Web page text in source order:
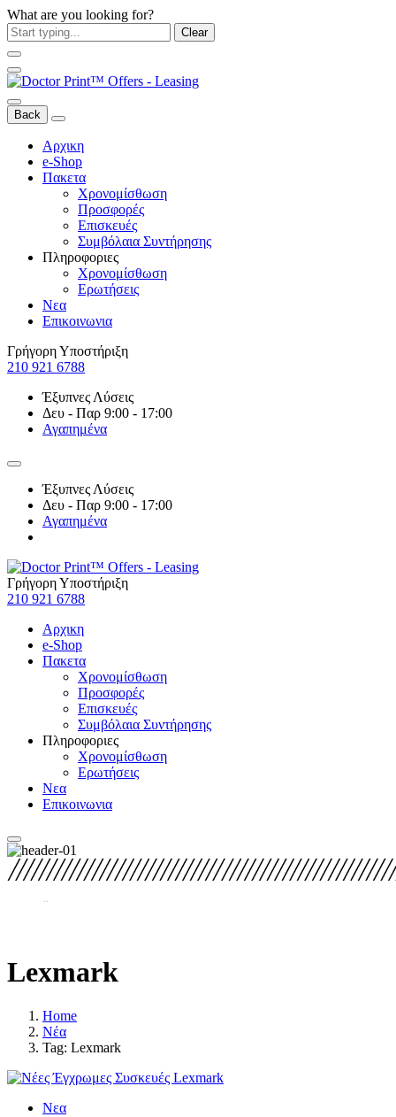
What are you looking for?
Clear
Back
Αρχικη
e-Shop
Πακετα
Χρονομίσθωση
Προσφορές
Επισκευές
Συμβόλαια Συντήρησης
Πληροφοριες
Χρονομίσθωση
Ερωτήσεις
Νεα
Επικοινωνια
Γρήγορη Υποστήριξη
210 921 6788
Έξυπνες Λύσεις
Δευ - Παρ 9:00 - 17:00
Αγαπημένα
Έξυπνες Λύσεις
Δευ - Παρ 9:00 - 17:00
Αγαπημένα
Γρήγορη Υποστήριξη
210 921 6788
Αρχικη
e-Shop
Πακετα
Χρονομίσθωση
Προσφορές
Επισκευές
Συμβόλαια Συντήρησης
Πληροφοριες
Χρονομίσθωση
Ερωτήσεις
Νεα
Επικοινωνια
Lexmark
Home
Νέα
Tag: Lexmark
Νεα